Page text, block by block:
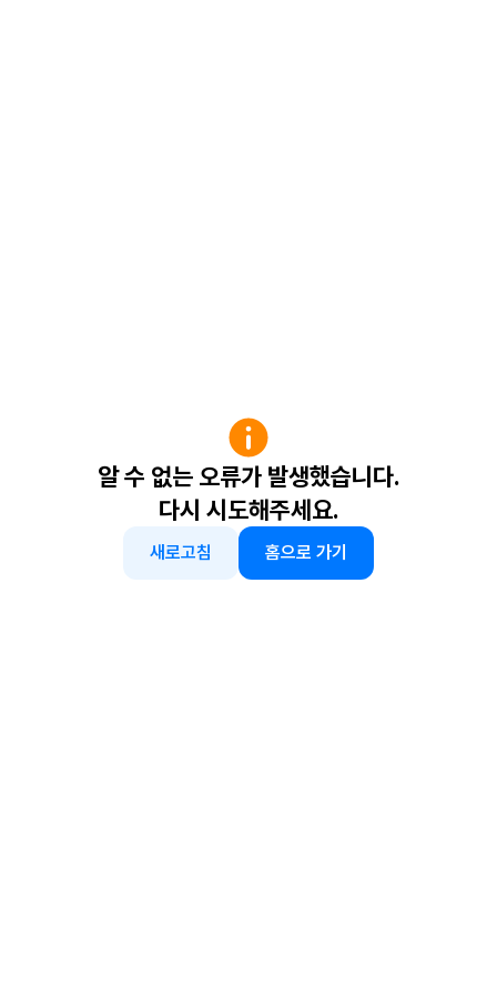
알 수 없는 오류가 발생했습니다.
다시 시도해주세요.
새로고침 홈으로 가기